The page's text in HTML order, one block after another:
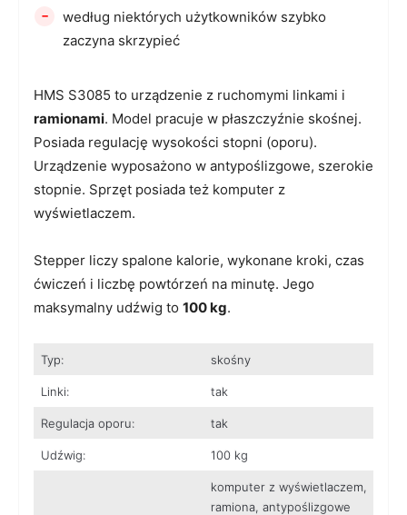
HMS S3085 to urządzenie z ruchomymi linkami i
ramionami. Model pracuje w płaszczyźnie skośnej.
Posiada regulację wysokości stopni (oporu).
Urządzenie wyposażono w antypoślizgowe, szerokie
stopnie. Sprzęt posiada też komputer z
wyświetlaczem.
Stepper liczy spalone kalorie, wykonane kroki, czas
ćwiczeń i liczbę powtórzeń na minutę. Jego
maksymalny udźwig to 100 kg.
Typ: skośny
Linki: tak
Regulacja oporu: tak
Udźwig: 100 kg
komputer z wyświetlaczem,
ramiona, antypoślizgowe
-
według niektórych użytkowników szybko
zaczyna skrzypieć